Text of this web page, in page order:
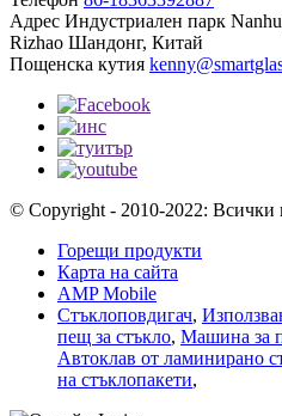
Адрес Индустриален парк
Rizhao Шандонг, Китай
Пощенска кутия
© Copyright - 2010-2022: Всички
Горещи продукти
Карта на сайта
AMP Mobile
Стъклоповдигач,
пещ за стъкло, Машина за
Автоклав от ламинирано
на стъклопакети,